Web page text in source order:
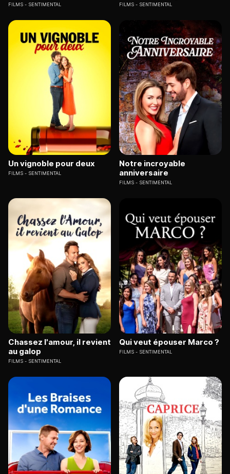
FILMS SENTIMENTAL FILMS SENTIMENTAL
Un vignoble pour deux
FILMS SENTIMENTAL
Notre incroyable
anniversaire
FILMS SENTIMENTAL
Chassez l'amour, il revient
au galop
FILMS SENTIMENTAL
Qui veut épouser Marco ?
FILMS SENTIMENTAL